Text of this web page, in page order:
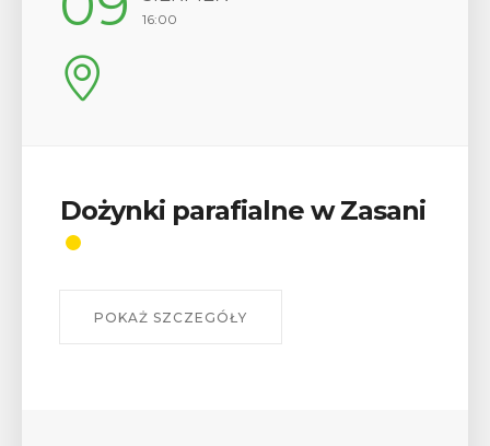
17:00
Wykład „Jak zdobyć
odznaki na myślenickich
W środę 12 sierpnia o godz. 17 w Miejskiej